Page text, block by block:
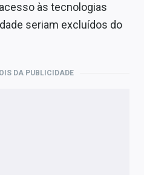
às tecnologias
seriam excluídos do
DA PUBLICIDADE